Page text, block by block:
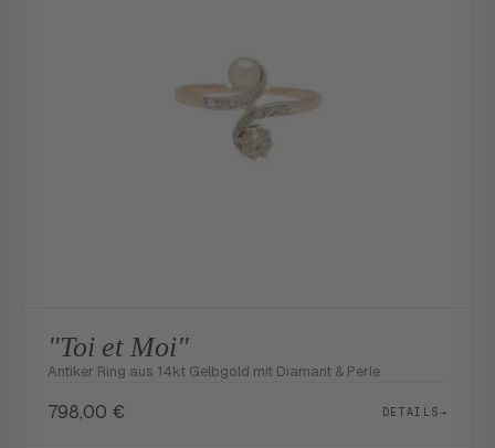
"Toi et Moi"
Antiker Ring aus 14kt Gelbgold mit Diamant & Perle
798,00 € DETAILS→